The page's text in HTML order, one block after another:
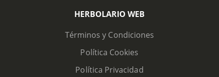
HERBOLARIO WEB
Términos y Condiciones
Política Cookies
Política Privacidad